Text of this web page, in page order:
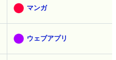
マンガ
ウェブアプリ